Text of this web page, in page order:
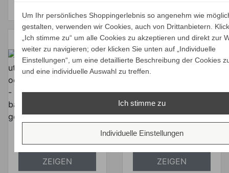
Verkaufspreis
2.724,00 €
Preis
2.587,80 €
absolut
Marset GINGER
60/298
WARENKORB
ZEIGEN
ab
Preise inkl. ges. MwSt.
absolut
versandkostenfrei
Marset GINGER
20C Wand -/
Deckenleuchte
ALLE
ZEIGEN
Um Ihr persönliches Shoppingerlebnis so angenehm wie
gestalten, verwenden wir Cookies, auch von Drittanbietern.
„Ich stimme zu“ um alle Cookies zu akzeptieren und direkt zur
weiter zu navigieren; oder klicken Sie unten auf „Individuelle
Einstellungen“, um eine detaillierte Beschreibung der Cookies
und eine individuelle Auswahl zu treffen.
Ich stimme zu
Individuelle Einstellungen